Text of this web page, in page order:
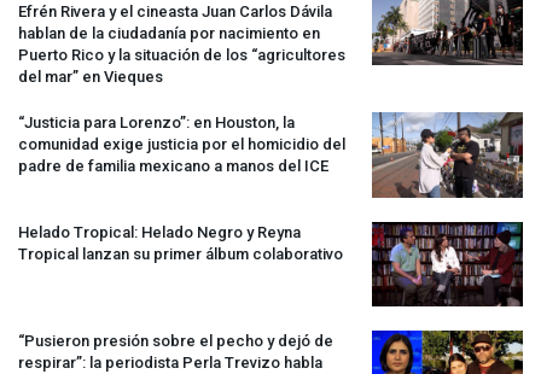
Efrén Rivera y el cineasta Juan Carlos Dávila
hablan de la ciudadanía por nacimiento en
Puerto Rico y la situación de los “agricultores
del mar” en Vieques
“Justicia para Lorenzo”: en Houston, la
comunidad exige justicia por el homicidio del
padre de familia mexicano a manos del ICE
Helado Tropical: Helado Negro y Reyna
Tropical lanzan su primer álbum colaborativo
“Pusieron presión sobre el pecho y dejó de
respirar”: la periodista Perla Trevizo habla